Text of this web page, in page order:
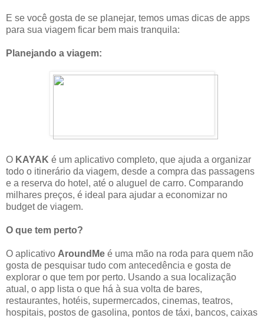
E se você gosta de se planejar, temos umas dicas de apps
para sua viagem ficar bem mais tranquila:
Planejando a viagem:
O KAYAK é um aplicativo completo, que ajuda a organizar
todo o itinerário da viagem, desde a compra das passagens
e a reserva do hotel, até o aluguel de carro. Comparando
milhares preços, é ideal para ajudar a economizar no
budget de viagem.
O que tem perto?
O aplicativo AroundMe é uma mão na roda para quem não
gosta de pesquisar tudo com antecedência e gosta de
explorar o que tem por perto. Usando a sua localização
atual, o app lista o que há à sua volta de bares,
restaurantes, hotéis, supermercados, cinemas, teatros,
hospitais, postos de gasolina, pontos de táxi, bancos, caixas